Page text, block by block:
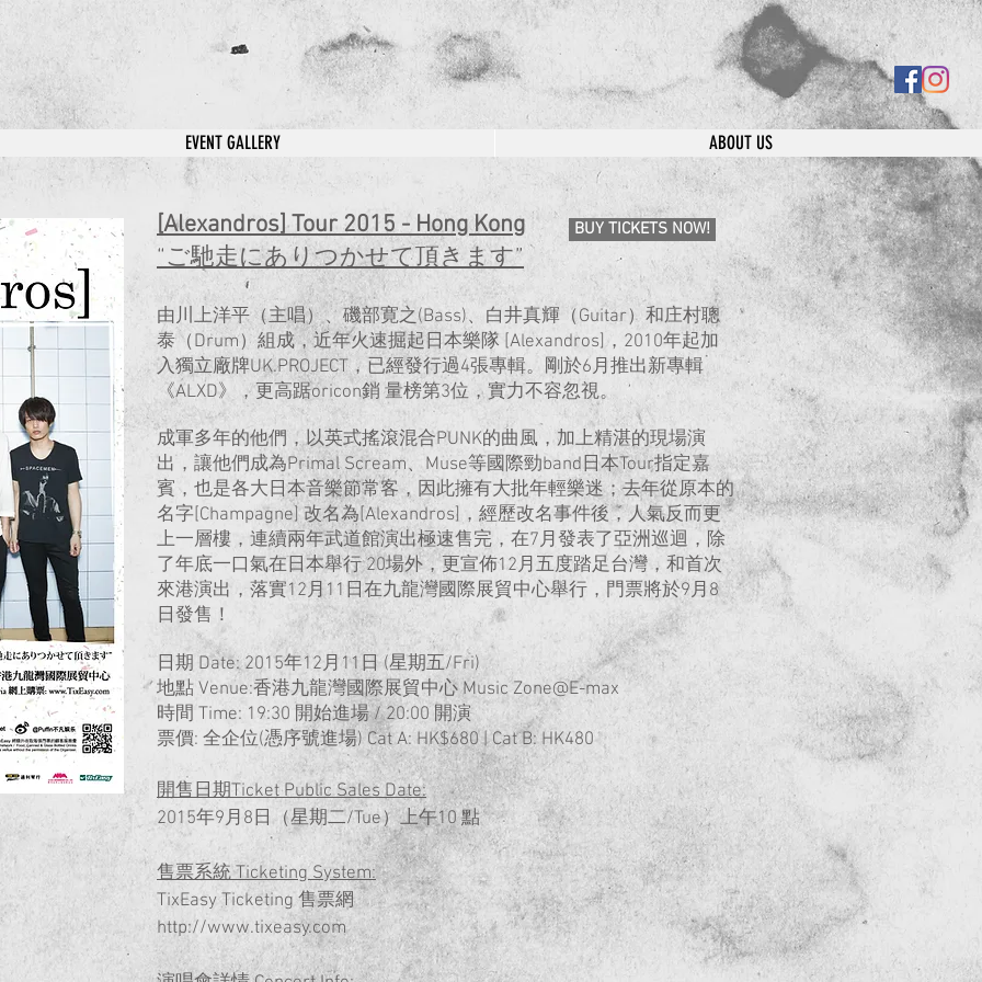
EVENT GALLERY ABOUT US
[Alexandros] Tour 2015 - Hong Kong
“ご馳走にありつかせて頂きます”
由川上洋平（主唱）、磯部寛之(Bass)、白井真輝（Guitar）和庄村聰
泰（Drum）組成，近年火速掘起日本樂隊 [Alexandros]，2010年起加
入獨立廠牌UK.PROJECT，已經發行過4張專輯。剛於6月推出新專輯
《ALXD》，更高踞oricon銷 量榜第3位，實力不容忽視。
成軍多年的他們，以英式搖滾混合PUNK的曲風，加上精湛的現場演
出，讓他們成為Primal Scream、Muse等國際勁band日本Tour指定嘉
賓，也是各大日本音樂節常客，因此擁有大批年輕樂迷；去年從原本的
名字[Champagne] 改名為[Alexandros]，經歷改名事件後，人氣反而更
上一層樓，連續兩年武道館演出極速售完，在7月發表了亞洲巡迴，除
了年底一口氣在日本舉行 20場外，更宣佈12月五度踏足台灣，和首次
來港演出，落實12月11日在九龍灣國際展貿中心舉行，門票將於9月8
日發售！
日期 Date: 2015年12月11日 (星期五/Fri)
地點 Venue:香港九龍灣國際展貿中心 Music Zone@E-max
時間 Time: 19:30 開始進場 / 20:00 開演
票價: 全企位(憑序號進場) Cat A: HK$680 | Cat B: HK480
開售日期Ticket Public Sales Date:
2015年9月8日（星期二/Tue）上午10 點
售票系統 Ticketing System:
TixEasy Ticketing 售票網
http://www.tixeasy.com
BUY TICKETS NOW!